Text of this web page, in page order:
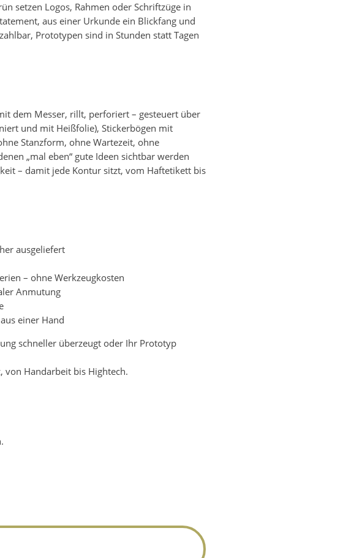
setzen Logos, Rahmen oder Schriftzüge in
aus einer Urkunde ein Blickfang und
Prototypen sind in Stunden statt Tagen
dem Messer, rillt, perforiert – gesteuert über
und mit Heißfolie), Stickerbögen mit
Stanzform, ohne Wartezeit, ohne
„mal eben“ gute Ideen sichtbar werden
– damit jede Kontur sitzt, vom Haftetikett bis
ausgeliefert
– ohne Werkzeugkosten
Anmutung
einer Hand
schneller überzeugt oder Ihr Prototyp
von Handarbeit bis Hightech.